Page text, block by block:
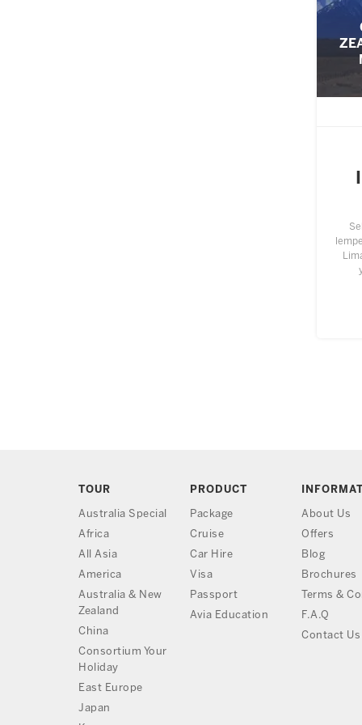
TOUR
Australia Special
Africa
All Asia
America
Australia & New
Zealand
China
Consortium Your
Holiday
East Europe
Japan
PRODUCT
Package
Cruise
Car Hire
Visa
Passport
Avia Education
About Us
Offers
Blog
Brochures
Terms &
F.A.Q
Contact Us